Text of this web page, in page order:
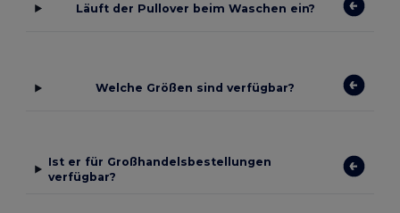
Läuft der Pullover beim Waschen ein?
Welche Größen sind verfügbar?
Ist er für Großhandelsbestellungen
verfügbar?